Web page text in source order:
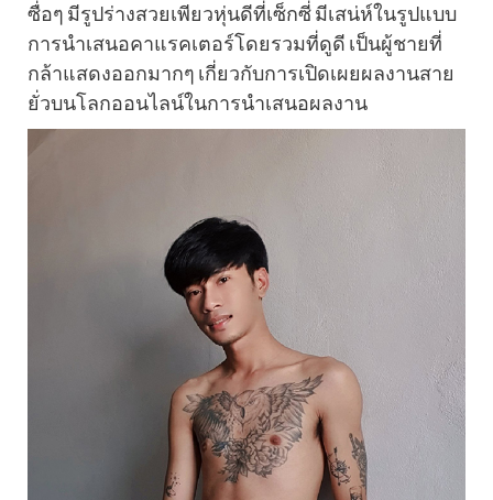
ซื่อๆ มีรูปร่างสวยเพียวหุ่นดีที่เซ็กซี่ มีเสน่ห์ในรูปแบบ
การนำเสนอคาแรคเตอร์โดยรวมที่ดูดี เป็นผู้ชายที่
กล้าแสดงออกมากๆ เกี่ยวกับการเปิดเผยผลงานสาย
ยั่วบนโลกออนไลน์ในการนำเสนอผลงาน